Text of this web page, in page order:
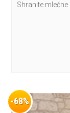
Shranite
-68%